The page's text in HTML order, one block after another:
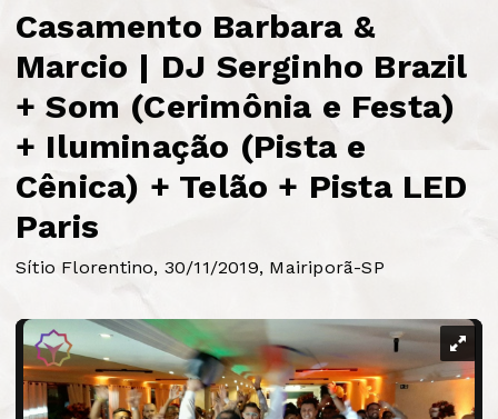
Casamento Barbara &
Marcio | DJ Serginho Brazil
+ Som (Cerimônia e Festa)
+ Iluminação (Pista e
Cênica) + Telão + Pista LED
Paris
Sítio Florentino, 30/11/2019, Mairiporã-SP